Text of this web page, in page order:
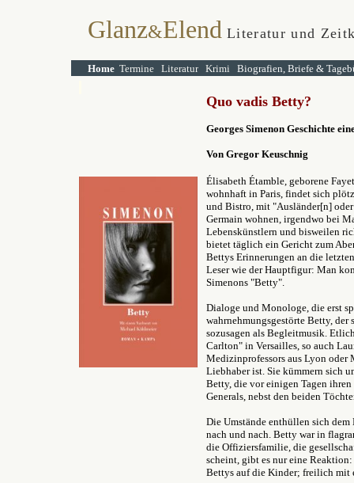
Glanz&Elend Literatur und
Home Termine Literatur Krimi Biografien, Briefe &
Quo vadis Betty?
Georges Simenon Geschichte
Von Gregor Keuschnig
Élisabeth Étamble, geborene
wohnhaft in Paris, findet sich
und Bistro, mit "Ausländer[n]
Germain wohnen, irgendwo bei
Lebenskünstlern und bisweilen
bietet täglich ein Gericht zum
Bettys Erinnerungen an die
Leser wie der Hauptfigur: Man
Simenons "Betty".
Dialoge und Monologe, die erst
wahrnehmungsgestörte Betty, der
sozusagen als Begleitmusik.
Carlton" in Versailles, so auch
Medizinprofessors aus Lyon oder
Liebhaber ist. Sie kümmern sich
Betty, die vor einigen Tagen
Generals, nebst den beiden
Die Umstände enthüllen sich
nach und nach. Betty war in
die Offiziersfamilie, die
scheint, gibt es nur eine
Bettys auf die Kinder; freilich mit